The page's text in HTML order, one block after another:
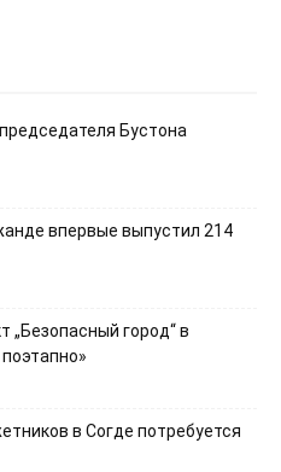
Бустона
впервые выпустил 214
город“ в
в Согде потребуется